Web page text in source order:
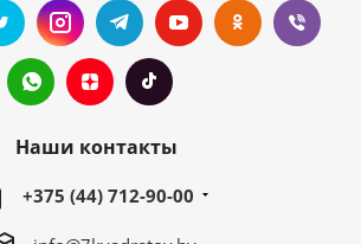
Наши контакты
+375 (44) 712-90-00